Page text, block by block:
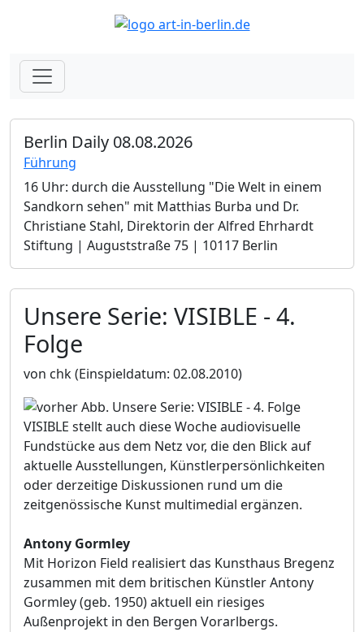
Berlin Daily 08.08.2026
Führung
16 Uhr: durch die Ausstellung "Die Welt in einem
Sandkorn sehen" mit Matthias Burba und Dr.
Christiane Stahl, Direktorin der Alfred Ehrhardt
Stiftung | Auguststraße 75 | 10117 Berlin
Unsere Serie: VISIBLE - 4.
Folge
von chk(Einspieldatum: 02.08.2010)
VISIBLE stellt auch diese Woche audiovisuelle
Fundstücke aus dem Netz vor, die den Blick auf
aktuelle Ausstellungen, Künstlerpersönlichkeiten
oder derzeitige Diskussionen rund um die
zeitgenössische Kunst multimedial ergänzen.
Antony Gormley
Mit Horizon Field realisiert das Kunsthaus Bregenz
zusammen mit dem britischen Künstler Antony
Gormley (geb. 1950) aktuell ein riesiges
Außenprojekt in den Bergen Vorarlbergs.